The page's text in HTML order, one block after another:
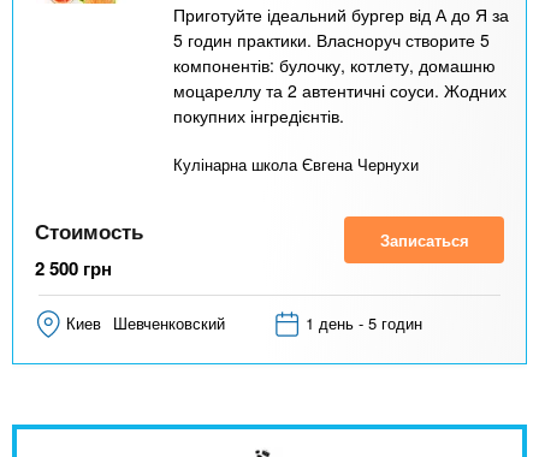
Приготуйте ідеальний бургер від А до Я за
5 годин практики. Власноруч створите 5
компонентів: булочку, котлету, домашню
моцареллу та 2 автентичні соуси. Жодних
покупних інгредієнтів.
Кулінарна школа Євгена Чернухи
Стоимость
2 500 грн
Записаться
Киев Шевченковский 1 день - 5 годин